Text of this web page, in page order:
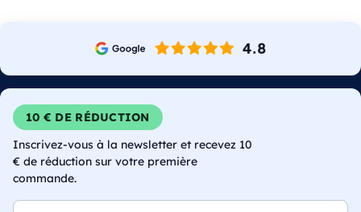
10 € DE RÉDUCTION
Inscrivez-vous à la newsletter et recevez 10
€ de réduction sur votre première
commande.
E-mail